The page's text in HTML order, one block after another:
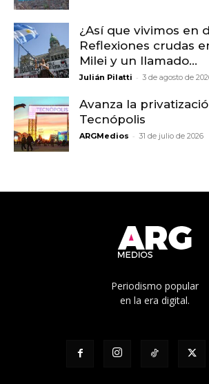
¿Así que vivimos en
Reflexiones crudas
Milei y un llamado...
Julián Pilatti - 3 de agosto de
Avanza la
Tecnópolis
ARGMedios - 31 de julio de 2026
Periodismo popular
en la era digital.